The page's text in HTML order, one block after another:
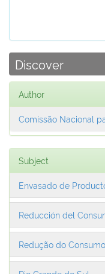
Discover
Author
Comissão Nacional
Subject
Envasado de
Reducción del
Redução do